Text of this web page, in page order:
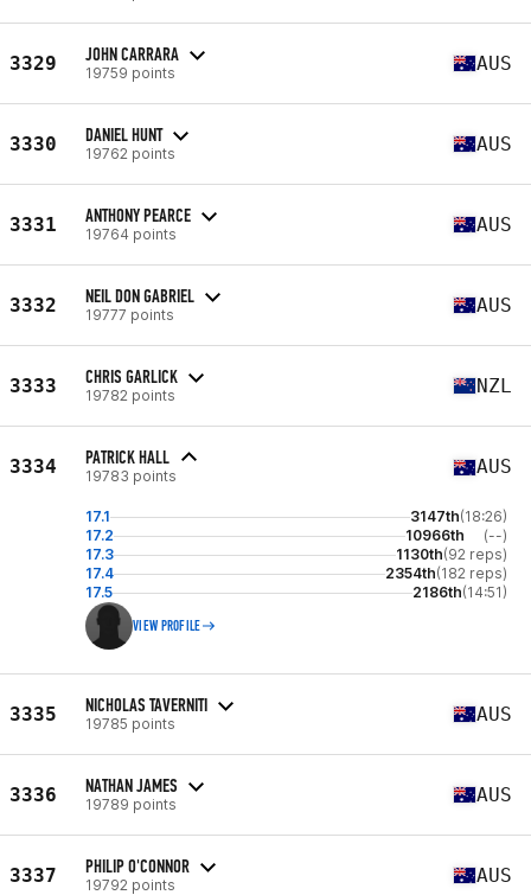
3329 JOHN CARRARA
19759 points AUS
3330 DANIEL HUNT
19762 points AUS
3331 ANTHONY PEARCE
19764 points AUS
3332 NEIL DON GABRIEL
19777 points AUS
3333 CHRIS GARLICK
19782 points NZL
3334 PATRICK HALL
19783 points AUS
17.1 3147th(18:26)
17.2
10966th
(--)
17.3
1130th(92 reps)
17.4
2354th(182 reps)
17.5
2186th(14:51)
VIEW PROFILE
3335 NICHOLAS TAVERNITI
19785 points AUS
3336 NATHAN JAMES
19789 points AUS
3337 PHILIP O'CONNOR
19792 points AUS